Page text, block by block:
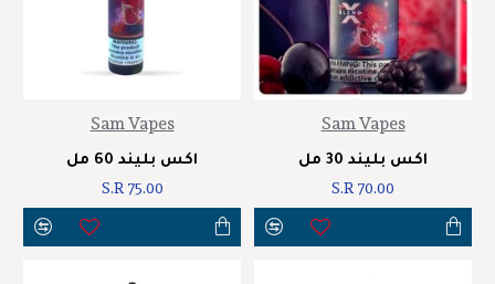
Sam Vapes
اكس بليند 30 مل
S.R 70.00
Sam Vapes
اكس بليند 60 مل
S.R 75.00